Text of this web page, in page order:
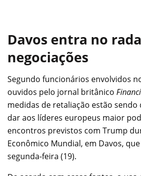
Davos entra no
negociações
Segundo funcionários envolvidos
ouvidos pelo jornal britânico
medidas de retaliação estão sendo
dar aos líderes europeus maior
encontros previstos com Trump
Econômico Mundial, em Davos,
segunda-feira (19).